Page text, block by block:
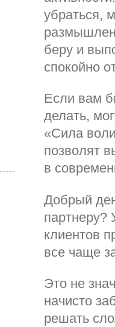
убраться,
беру и
спокойно
Если вам
делать,
«Сила
позволят
в
Добрый
партнеру?
клиентов
все чаще
Это не
начисто
решать